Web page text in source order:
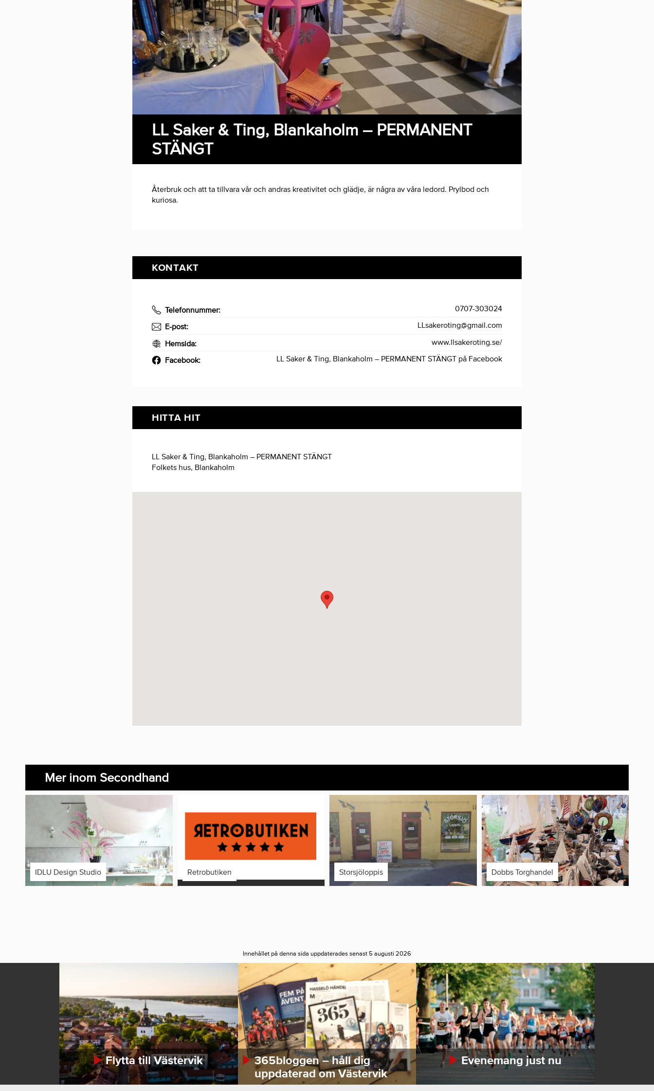
LL Saker & Ting, Blankaholm – PERMANENT
STÄNGT
Återbruk och att ta tillvara vår och andras kreativitet och glädje, är några av våra ledord. Prylbod och
kuriosa.
KONTAKT
Telefonnummer: 0707-303024
E-post: LLsakeroting@gmail.com
Hemsida: www.llsakeroting.se/
Facebook: LL Saker & Ting, Blankaholm – PERMANENT STÄNGT på Facebook
HITTA HIT
LL Saker & Ting, Blankaholm – PERMANENT STÄNGT
Folkets hus, Blankaholm
Mer inom Secondhand
IDLU Design Studio Retrobutiken Storsjöloppis Dobbs Torghandel
Innehållet på denna sida uppdaterades senast 5 augusti 2026
Flytta till Västervik
365bloggen – håll dig
uppdaterad om Västervik
Evenemang just nu